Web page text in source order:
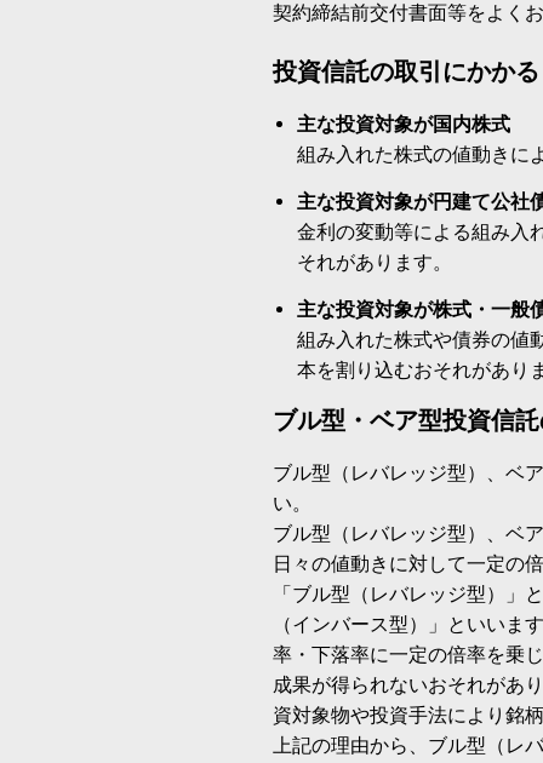
契約締結前交付書面等をよく
投資信託の取引にかか
主な投資対象が国内株式
組み入れた株式の値動きに
主な投資対象が円建て公社
金利の変動等による組み入
それがあります。
主な投資対象が株式・一般
組み入れた株式や債券の値
本を割り込むおそれがあり
ブル型・ベア型投資信
ブル型（レバレッジ型）、ベ
い。
ブル型（レバレッジ型）、ベ
日々の値動きに対して一定の
「ブル型（レバレッジ型）」
（インバース型）」といいま
率・下落率に一定の倍率を乗
成果が得られないおそれがあ
資対象物や投資手法により銘
上記の理由から、ブル型（レ